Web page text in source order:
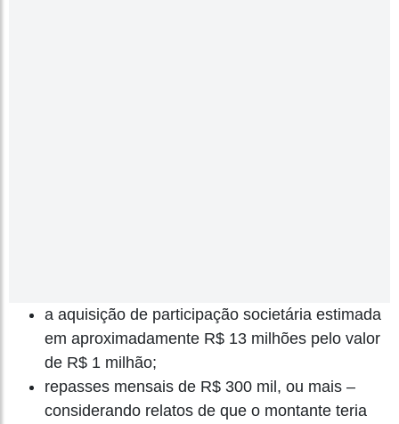
a aquisição de participação societária estimada
em aproximadamente R$ 13 milhões pelo valor
de R$ 1 milhão;
repasses mensais de R$ 300 mil, ou mais –
considerando relatos de que o montante teria